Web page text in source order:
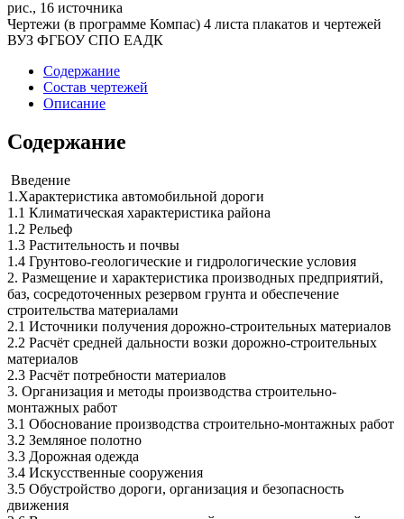
рис., 16 источника
Чертежи (в программе Компас) 4 листа плакатов и чертежей
ВУЗ ФГБОУ СПО ЕАДК
Содержание
Состав чертежей
Описание
Содержание
Введение
1.Характеристика автомобильной дороги
1.1 Климатическая характеристика района
1.2 Рельеф
1.3 Растительность и почвы
1.4 Грунтово-геологические и гидрологические условия
2. Размещение и характеристика производных предприятий,
баз, сосредоточенных резервом грунта и обеспечение
строительства материалами
2.1 Источники получения дорожно-строительных материалов
2.2 Расчёт средней дальности возки дорожно-строительных
материалов
2.3 Расчёт потребности материалов
3. Организация и методы производства строительно-
монтажных работ
3.1 Обоснование производства строительно-монтажных работ
3.2 Земляное полотно
3.3 Дорожная одежда
3.4 Искусственные сооружения
3.5 Обустройство дороги, организация и безопасность
движения